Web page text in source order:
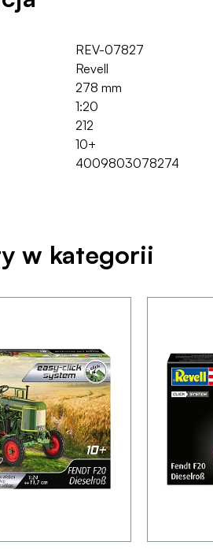
REV-07827
Revell
278 mm
1:20
212
10+
4009803078274
w kategorii